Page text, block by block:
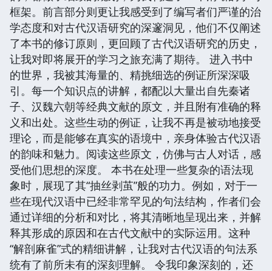
框架。前言部分则更让我感受到了编写者们严谨的治
学态度和对古代汉语研究的深邃洞见，他们不仅阐述
了本书的修订原则，更回顾了古代汉语研究的历史，
让我对即将展开的学习之旅充满了期待。 进入书中
的世界，我被其海量的、精挑细选的例证所深深吸
引。每一个知识点的讲解，都配以大量出自先秦诸
子、汉魏六朝等经典文献的原文，并且附有准确的释
义和出处。这些生动的例证，让我不再是被动地接受
理论，而是能够在真实的语境中，亲身体验古代汉语
的韵味和魅力。阅读这些原文，仿佛与古人对话，感
受他们思想的深度。 本书在处理一些复杂的语法现
象时，展现了其“抽丝剥茧”般的功力。例如，对于一
些在现代汉语中已经非常罕见的句法结构，作者们会
通过详细的分析和对比，将其清晰地呈现出来，并解
释其形成的原因和在古代文献中的实际运用。这种
“解剖麻雀”式的精细讲解，让我对古代汉语的句法系
统有了前所未有的深刻理解。 令我印象深刻的，还